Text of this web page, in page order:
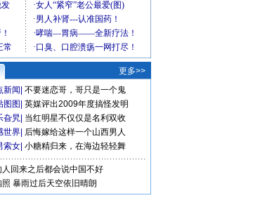
更多>>
新闻 不要迷恋哥，哥只是一个鬼
图图 英媒评出2009年度搞怪发明
旮旯 当红明星不仅仅是名利双收
世界 后悔嫁给这样一个山西男人
索女 小糖精归来，在海边轻轻舞
回来之后都会说中国不好
照 暴雨过后天空依旧晴朗